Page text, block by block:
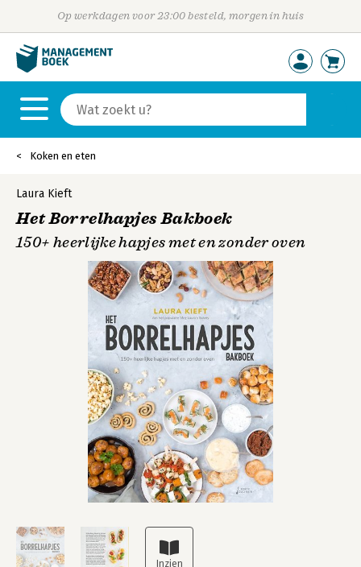
Op werkdagen voor 23:00 besteld, morgen in huis
Koken en eten
Laura Kieft
Het Borrelhapjes Bakboek
150+ heerlijke hapjes met en zonder oven